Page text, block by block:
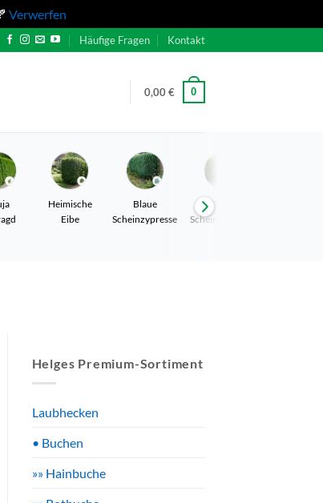
Verwerfen
Häufige Fragen Kontakt
0,00€ 0
Heimische
Eibe
Blaue
Scheinzypresse
Gelbe
Scheinzypresse
Helges Premium-Sortiment
Laubhecken
• Buchen
»» Hainbuche